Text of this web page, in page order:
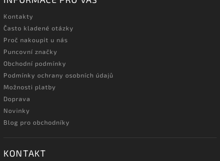
Kontakty
Často kladené otázky
Proč nakoupit u nás
Puncovní značky
Obchodní podmínky
Podmínky ochrany osobních údajů
Možnosti platby
Doprava
Novinky
Blog pro obchodníky
KONTAKT